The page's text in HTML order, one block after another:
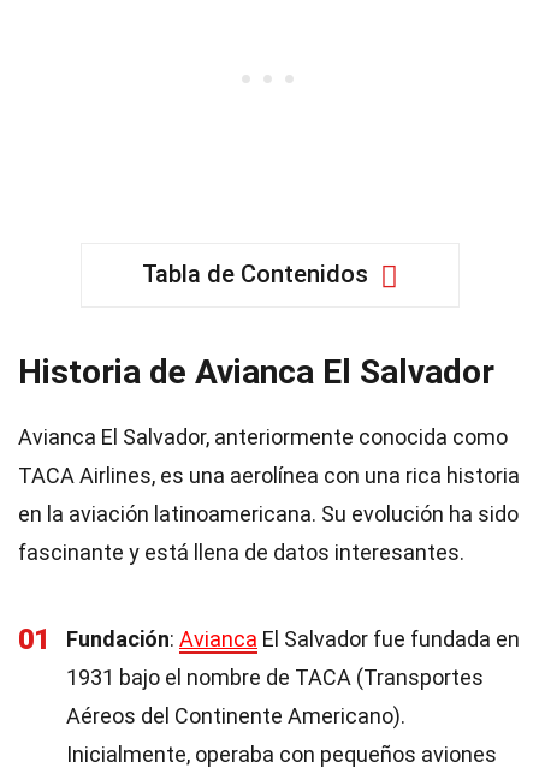
Tabla de Contenidos
Historia de Avianca El Salvador
Avianca El Salvador, anteriormente conocida como
TACA Airlines, es una aerolínea con una rica historia
en la aviación latinoamericana. Su evolución ha sido
fascinante y está llena de datos interesantes.
01 Fundación: Avianca El Salvador fue fundada en
1931 bajo el nombre de TACA (Transportes
Aéreos del Continente Americano).
Inicialmente, operaba con pequeños aviones